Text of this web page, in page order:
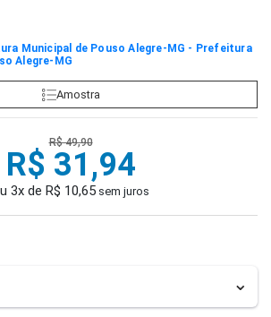
Municipal de Pouso Alegre-MG - Prefeitura
Alegre-MG
Amostra
R$ 49,90
R$ 31,94
3x de R$ 10,65 sem juros